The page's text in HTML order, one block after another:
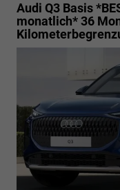
Audi Q3 Basis
monatlich* 36